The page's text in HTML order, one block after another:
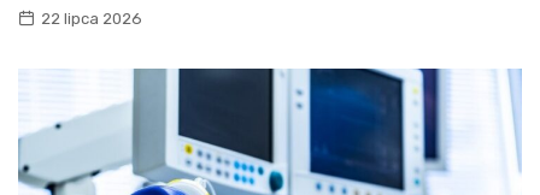
22 lipca 2026